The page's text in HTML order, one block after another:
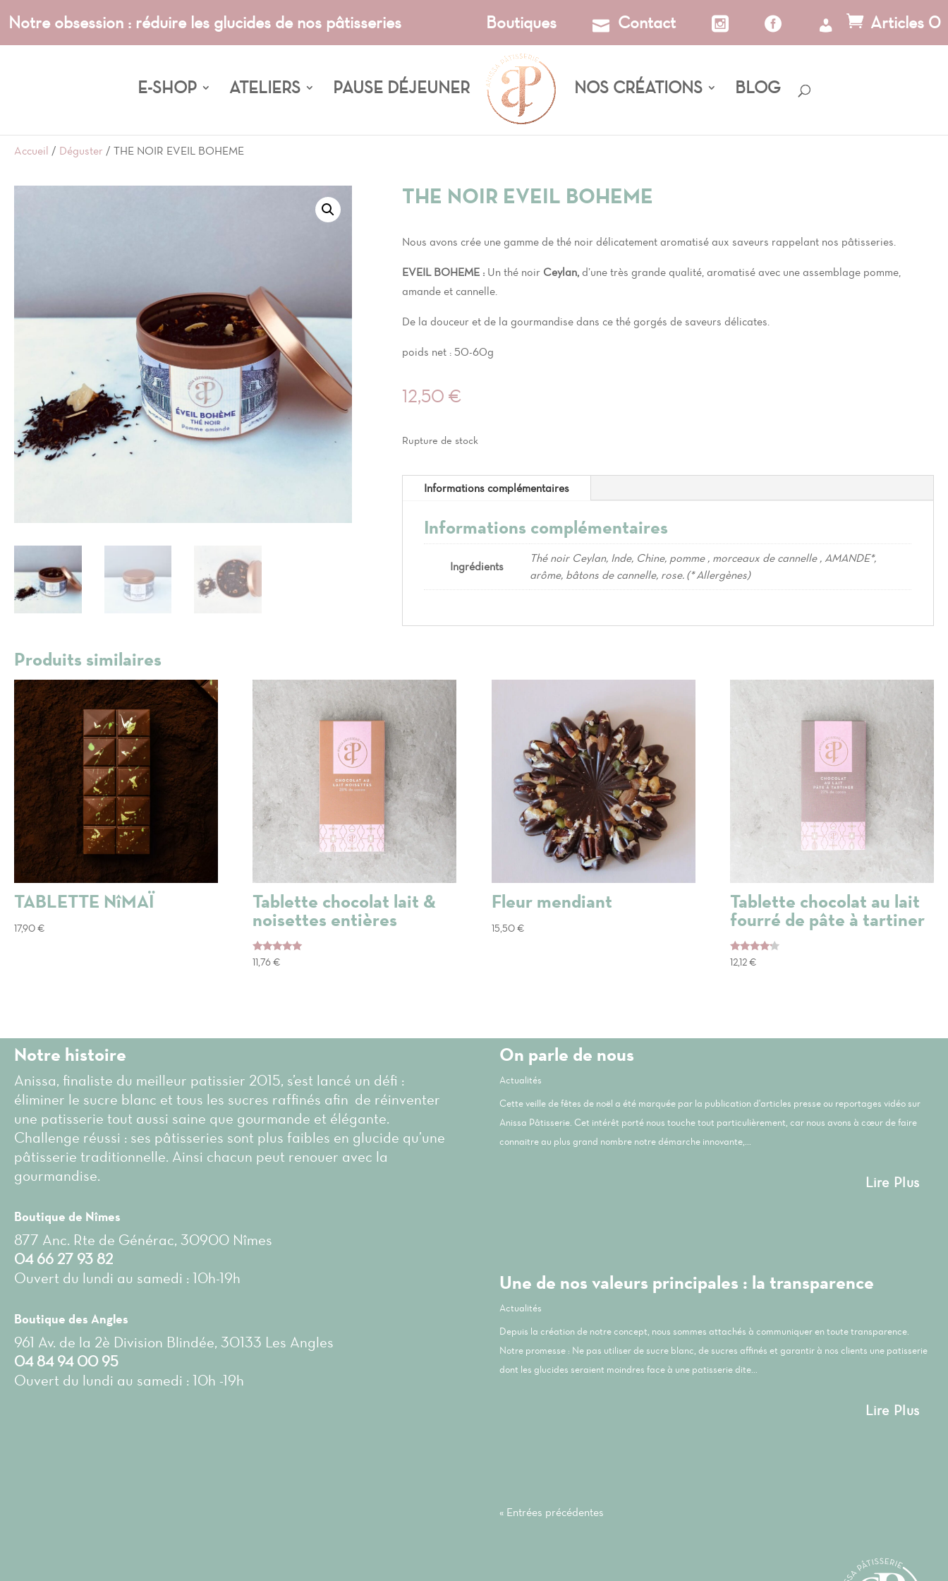
Notre obsession : réduire les glucides de nos pâtisseries Boutiques Contact Articles 0
E-SHOP ATELIERS PAUSE DÉJEUNER NOS CRÉATIONS BLOG
Accueil / Déguster / THE NOIR EVEIL BOHEME
THE NOIR EVEIL BOHEME
Nous avons crée une gamme de thé noir délicatement aromatisé aux saveurs rappelant nos pâtisseries.
EVEIL BOHEME : Un thé noir Ceylan,d’une très grande qualité, aromatisé avec une assemblage pomme,
amande et cannelle.
De la douceur et de la gourmandise dans ce thé gorgés de saveurs délicates.
poids net : 50-60g
12,50 €
Rupture de stock
Informations complémentaires
Informations complémentaires
Ingrédients
Thé noir Ceylan, Inde, Chine, pomme , morceaux de cannelle , AMANDE*,
arôme, bâtons de cannelle, rose. (* Allergènes)
Produits similaires
TABLETTE NîMAÏ
17,90€
Tablette chocolat lait &
noisettes entières
Note
5.00
11,76€
Fleur mendiant
15,50€
Tablette chocolat au lait
fourré de pâte à tartiner
Note
4.00
12,12€
Notre histoire
Anissa, finaliste du meilleur patissier 2015, s’est lancé un défi :
éliminer le sucre blanc et tous les sucres raffinés afin de réinventer
une patisserie tout aussi saine que gourmande et élégante.
Challenge réussi : ses pâtisseries sont plus faibles en glucide qu’une
pâtisserie traditionnelle. Ainsi chacun peut renouer avec la
gourmandise.
Boutique de Nîmes
877 Anc. Rte de Générac, 30900 Nîmes
04 66 27 93 82
Ouvert du lundi au samedi : 10h-19h
Boutique des Angles
961 Av. de la 2è Division Blindée, 30133 Les Angles
04 84 94 00 95
Ouvert du lundi au samedi : 10h -19h
On parle de nous
Actualités
Cette veille de fêtes de noël a été marquée par la publication d'articles presse ou reportages vidéo sur
Anissa Pâtisserie. Cet intérêt porté nous touche tout particulièrement, car nous avons à cœur de faire
connaitre au plus grand nombre notre démarche innovante,...
Lire Plus
Une de nos valeurs principales : la transparence
Actualités
Depuis la création de notre concept, nous sommes attachés à communiquer en toute transparence.
Notre promesse : Ne pas utiliser de sucre blanc, de sucres affinés et garantir à nos clients une patisserie
dont les glucides seraient moindres face à une patisserie dite...
Lire Plus
« Entrées précédentes